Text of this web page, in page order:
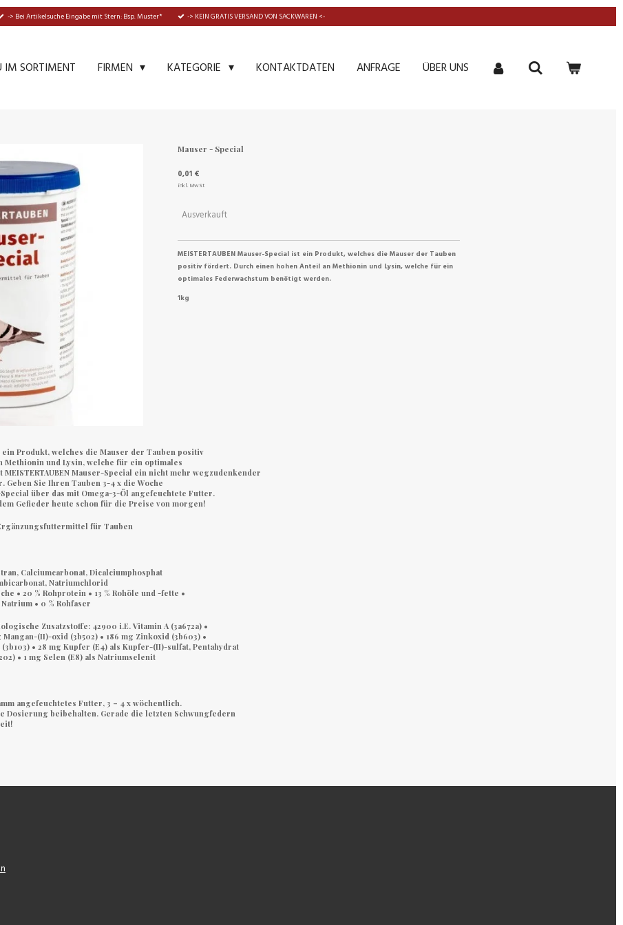
-> Bei Artikelsuche Eingabe mit Stern: Bsp. Muster* -> KEIN GRATIS VERSAND VON SACKWAREN <-
IM SORTIMENT FIRMEN KATEGORIE KONTAKTDATEN ANFRAGE ÜBER UNS
Mauser - Special
0,01 €
inkl. MwSt
Ausverkauft
MEISTERTAUBEN Mauser-Special ist ein Produkt, welches die Mauser der Tauben
positiv fördert. Durch einen hohen Anteil an Methionin und Lysin, welche für ein
optimales Federwachstum benötigt werden.
1kg
ein Produkt, welches die Mauser der Tauben positiv
und Lysin, welche für ein optimales
Mauser-Special ein nicht mehr wegzudenkender
Sie Ihren Tauben 3-4 x die Woche
Special über das mit Omega-3-Öl angefeuchtete Futter.
Gefieder heute schon für die Preise von morgen!
für Tauben
Calciumcarbonat, Dicalciumphosphat
Natriumchlorid
• 20 % Rohprotein • 13 % Rohöle und -fette •
• 0 % Rohfaser
Zusatzstoffe: 42900 i.E. Vitamin A (3a672a) •
Mangan-(II)-oxid (3b502) • 186 mg Zinkoxid (3b603) •
• 28 mg Kupfer (E4) als Kupfer-(II)-sulfat, Pentahydrat
• 1 mg Selen (E8) als Natriumselenit
angefeuchtetes Futter, 3 – 4 x wöchentlich.
Dosierung beibehalten. Gerade die letzten Schwungfedern